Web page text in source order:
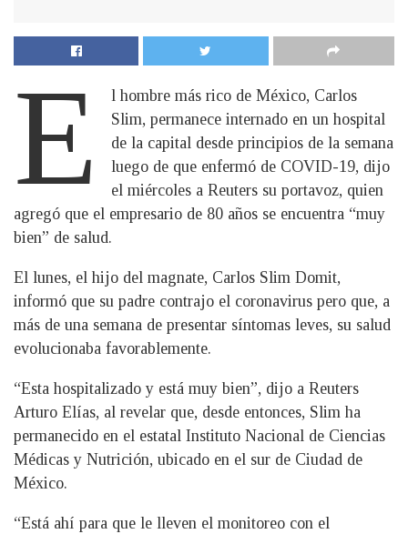
E
l hombre más rico de México, Carlos
Slim, permanece internado en un hospital
de la capital desde principios de la semana
luego de que enfermó de COVID-19, dijo
el miércoles a Reuters su portavoz, quien
agregó que el empresario de 80 años se encuentra “muy
bien” de salud.
El lunes, el hijo del magnate, Carlos Slim Domit,
informó que su padre contrajo el coronavirus pero que, a
más de una semana de presentar síntomas leves, su salud
evolucionaba favorablemente.
“Esta hospitalizado y está muy bien”, dijo a Reuters
Arturo Elías, al revelar que, desde entonces, Slim ha
permanecido en el estatal Instituto Nacional de Ciencias
Médicas y Nutrición, ubicado en el sur de Ciudad de
México.
“Está ahí para que le lleven el monitoreo con el